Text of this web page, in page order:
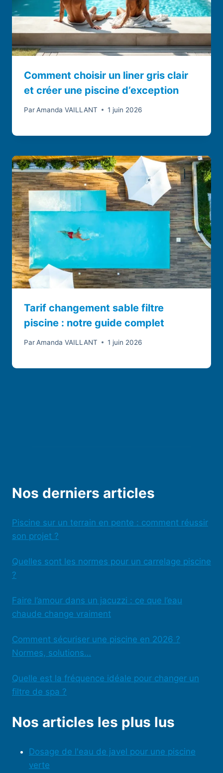
Comment choisir un liner gris clair
et créer une piscine d’exception
Par Amanda VAILLANT 1 juin 2026
Tarif changement sable filtre
piscine : notre guide complet
Par Amanda VAILLANT 1 juin 2026
Nos derniers articles
Piscine sur un terrain en pente : comment réussir
son projet ?
Quelles sont les normes pour un carrelage piscine
?
Faire l’amour dans un jacuzzi : ce que l’eau
chaude change vraiment
Comment sécuriser une piscine en 2026 ?
Normes, solutions…
Quelle est la fréquence idéale pour changer un
filtre de spa ?
Nos articles les plus lus
Dosage de l'eau de javel pour une piscine
verte